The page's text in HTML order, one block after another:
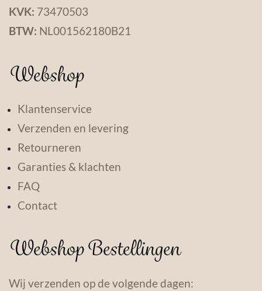
KVK: 73470503
BTW: NL001562180B21
Webshop
Klantenservice
Verzenden en levering
Retourneren
Garanties & klachten
FAQ
Contact
Webshop Bestellingen
Wij verzenden op de volgende dagen: